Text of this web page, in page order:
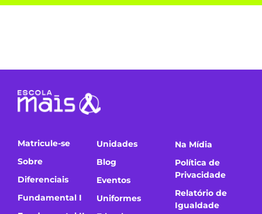
Matricule-se
Sobre
Diferenciais
Fundamental I
Unidades
Blog
Eventos
Uniformes
Na Mídia
Política de
Privacidade
Relatório de
Igualdade